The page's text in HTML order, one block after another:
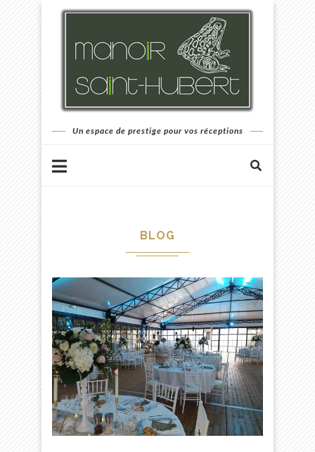
Un espace de prestige pour vos réceptions
BLOG